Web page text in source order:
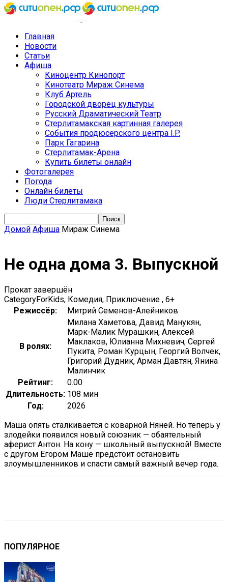
Главная
Новости
Статьи
Афиша
Киноцентр Кинопорт
Кинотеатр Мираж Синема
Клуб Артель
Городской дворец культуры
Русский Драматический Театр
Стерлитамакская картинная галерея
События продюсерского центра I.P.
Парк Гагарина
Стерлитамак-Арена
Купить билеты онлайн
Фотогалерея
Погода
Онлайн билеты
Люди Стерлитамака
Домой Афиша Мираж Синема
Не одна дома 3. Выпускной
Прокат завершён
CategoryForKids, Комедия, Приключение , 6+
Режиссёр:
Митрий Семенов-Алейников
В ролях:
Милана Хаметова, Давид Манукян,
Марк-Малик Мурашкин, Алексей
Маклаков, Юлианна Михневич, Сергей
Пукита, Роман Курцын, Георгий Волчек,
Григорий Дудник, Арман Давтян, Янина
Малинчик
Рейтинг:
0.00
Длительность: 108 мин
Год:
2026
Маша опять сталкивается с коварной Няней. Но теперь у
злодейки появился новый союзник — обаятельный
аферист Антон. На кону — школьный выпускной! Вместе
с другом Егором Маше предстоит остановить
злоумышленников и спасти самый важный вечер года.
ПОПУЛЯРНОЕ